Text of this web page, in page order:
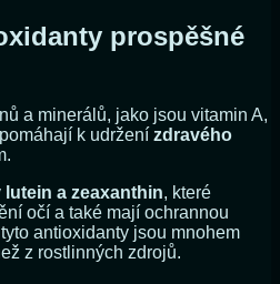
prospěšné
a minerálů, jako jsou vitamin A,
k udržení zdravého
lutein a zeaxanthin, které
očí a také mají ochrannou
antioxidanty jsou mnohem
z rostlinných zdrojů.